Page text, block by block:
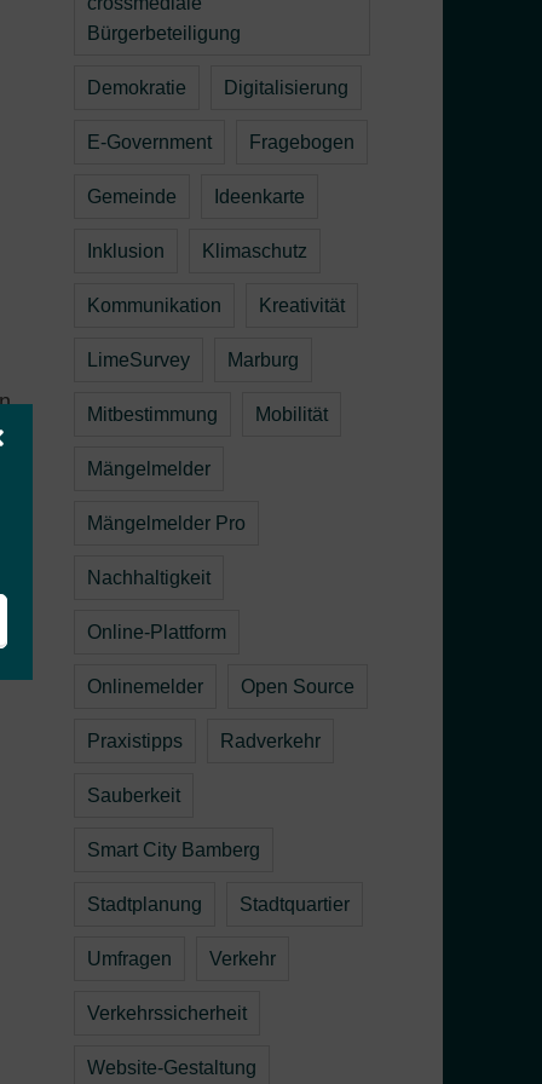
Bürgerbeteiligung
Demokratie Digitalisierung
E-Government Fragebogen
Gemeinde Ideenkarte
Inklusion Klimaschutz
Kommunikation Kreativität
LimeSurvey Marburg
Mitbestimmung Mobilität
Mängelmelder
Mängelmelder Pro
Nachhaltigkeit
Online-Plattform
Onlinemelder Open Source
Praxistipps Radverkehr
Sauberkeit
Smart City Bamberg
Stadtplanung Stadtquartier
Umfragen Verkehr
Verkehrssicherheit
Website-Gestaltung